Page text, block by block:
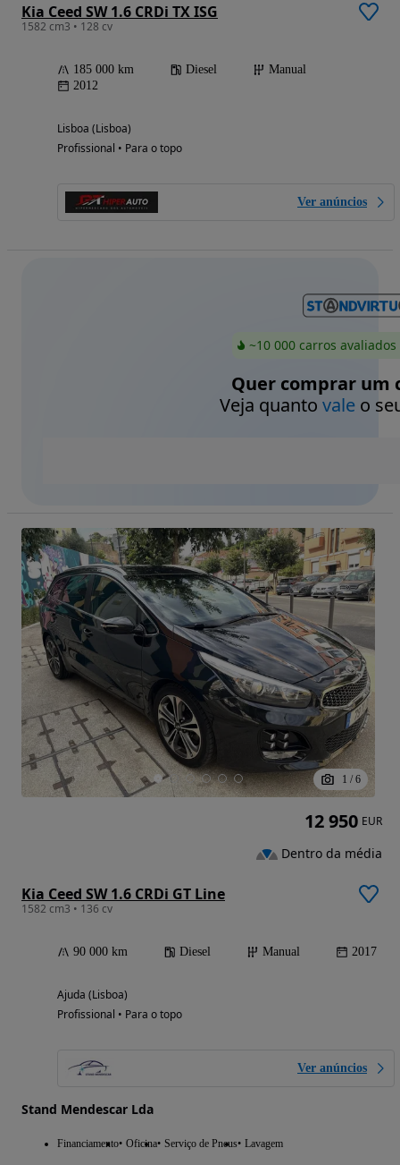
Kia Ceed SW 1.6 CRDi TX ISG
1582 cm3 • 128 cv
185 000 km Diesel
Manual
2012
Lisboa (Lisboa)
Profissional • Para o topo
Ver anúncios
~10 000 carros
Quer comprar um
Veja quanto valeo
1 / 6
Kia Ceed SW 1.6 CRDi GT Line
1582 cm3 • 136 cv
90 000 km Diesel Manual 2017
Ajuda (Lisboa)
Profissional • Para o topo
Ver anúncios
Stand Mendescar Lda
Financiamento Oficina Serviço de Pneus Lavagem
12 950 EUR
Dentro da média